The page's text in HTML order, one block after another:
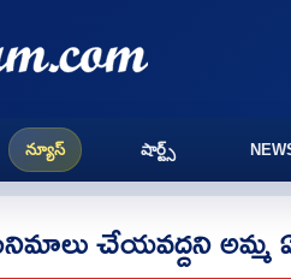
న్యూస్ షార్ట్స్
చేయవద్దని అమ్మ